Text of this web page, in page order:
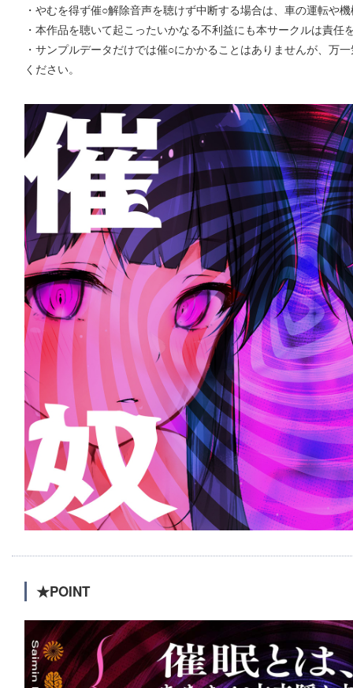
・やむを得ず催○解除音声を聴けず中断する場合は、車の運転や
・本作品を聴いて起こったいかなる不利益にも本サークルは責任
・サンプルデータだけでは催○にかかることはありませんが、万
ください。
★POINT